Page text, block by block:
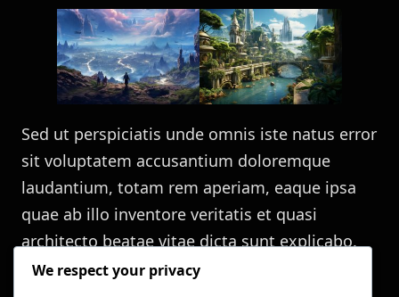
Sed ut perspiciatis unde omnis iste natus error
sit voluptatem accusantium doloremque
laudantium, totam rem aperiam, eaque ipsa
quae ab illo inventore veritatis et quasi
architecto beatae vitae dicta sunt explicabo.
We respect your privacy